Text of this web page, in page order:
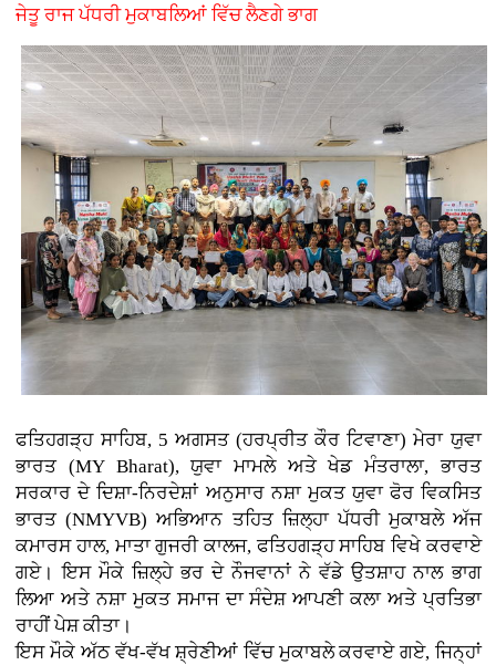
ਜੇਤੂ ਰਾਜ ਪੱਧਰੀ ਮੁਕਾਬਲਿਆਂ ਵਿੱਚ ਲੈਣਗੇ ਭਾਗ
ਫਤਿਹਗੜ੍ਹ ਸਾਹਿਬ, 5 ਅਗਸਤ (ਹਰਪ੍ਰੀਤ ਕੌਰ ਟਿਵਾਣਾ) ਮੇਰਾ ਯੁਵਾ
ਭਾਰਤ (MY Bharat), ਯੁਵਾ ਮਾਮਲੇ ਅਤੇ ਖੇਡ ਮੰਤਰਾਲਾ, ਭਾਰਤ
ਸਰਕਾਰ ਦੇ ਦਿਸ਼ਾ-ਨਿਰਦੇਸ਼ਾਂ ਅਨੁਸਾਰ ਨਸ਼ਾ ਮੁਕਤ ਯੁਵਾ ਫੋਰ ਵਿਕਸਿਤ
ਭਾਰਤ (NMYVB) ਅਭਿਆਨ ਤਹਿਤ ਜ਼ਿਲ੍ਹਾ ਪੱਧਰੀ ਮੁਕਾਬਲੇ ਅੱਜ
ਕਮਾਰਸ ਹਾਲ, ਮਾਤਾ ਗੁਜਰੀ ਕਾਲਜ, ਫਤਿਹਗੜ੍ਹ ਸਾਹਿਬ ਵਿਖੇ ਕਰਵਾਏ
ਗਏ। ਇਸ ਮੌਕੇ ਜ਼ਿਲ੍ਹੇ ਭਰ ਦੇ ਨੌਜਵਾਨਾਂ ਨੇ ਵੱਡੇ ਉਤਸ਼ਾਹ ਨਾਲ ਭਾਗ
ਲਿਆ ਅਤੇ ਨਸ਼ਾ ਮੁਕਤ ਸਮਾਜ ਦਾ ਸੰਦੇਸ਼ ਆਪਣੀ ਕਲਾ ਅਤੇ ਪ੍ਰਤਿਭਾ
ਰਾਹੀਂ ਪੇਸ਼ ਕੀਤਾ।
ਇਸ ਮੌਕੇ ਅੱਠ ਵੱਖ-ਵੱਖ ਸ਼੍ਰੇਣੀਆਂ ਵਿੱਚ ਮੁਕਾਬਲੇ ਕਰਵਾਏ ਗਏ, ਜਿਨ੍ਹਾਂ